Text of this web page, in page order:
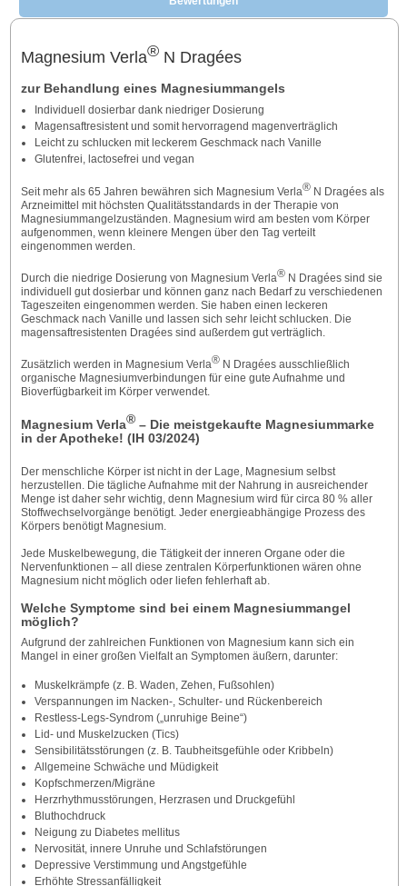
Magnesium Verla®N Dragées
zur Behandlung eines Magnesiummangels
Individuell dosierbar dank niedriger Dosierung
Magensaftresistent und somit hervorragend magenverträglich
Leicht zu schlucken mit leckerem Geschmack nach Vanille
Glutenfrei, lactosefrei und vegan
Seit mehr als 65 Jahren bewähren sich Magnesium Verla®N Dragées als
Arzneimittel mit höchsten Qualitätsstandards in der Therapie von
Magnesiummangelzuständen. Magnesium wird am besten vom Körper
aufgenommen, wenn kleinere Mengen über den Tag verteilt
eingenommen werden.
Durch die niedrige Dosierung von Magnesium Verla®N Dragées sind sie
individuell gut dosierbar und können ganz nach Bedarf zu verschiedenen
Tageszeiten eingenommen werden. Sie haben einen leckeren
Geschmack nach Vanille und lassen sich sehr leicht schlucken. Die
magensaftresistenten Dragées sind außerdem gut verträglich.
Zusätzlich werden in Magnesium Verla®N Dragées ausschließlich
organische Magnesiumverbindungen für eine gute Aufnahme und
Bioverfügbarkeit im Körper verwendet.
Magnesium Verla®– Die meistgekaufte Magnesiummarke
in der Apotheke! (IH 03/2024)
Der menschliche Körper ist nicht in der Lage, Magnesium selbst
herzustellen. Die tägliche Aufnahme mit der Nahrung in ausreichender
Menge ist daher sehr wichtig, denn Magnesium wird für circa 80 % aller
Stoffwechselvorgänge benötigt. Jeder energieabhängige Prozess des
Körpers benötigt Magnesium.
Jede Muskelbewegung, die Tätigkeit der inneren Organe oder die
Nervenfunktionen – all diese zentralen Körperfunktionen wären ohne
Magnesium nicht möglich oder liefen fehlerhaft ab.
Welche Symptome sind bei einem Magnesiummangel
möglich?
Aufgrund der zahlreichen Funktionen von Magnesium kann sich ein
Mangel in einer großen Vielfalt an Symptomen äußern, darunter:
Muskelkrämpfe (z. B. Waden, Zehen, Fußsohlen)
Verspannungen im Nacken-, Schulter- und Rückenbereich
Restless-Legs-Syndrom („unruhige Beine“)
Lid- und Muskelzucken (Tics)
Sensibilitätsstörungen (z. B. Taubheitsgefühle oder Kribbeln)
Allgemeine Schwäche und Müdigkeit
Kopfschmerzen/Migräne
Herzrhythmusstörungen, Herzrasen und Druckgefühl
Bluthochdruck
Neigung zu Diabetes mellitus
Nervosität, innere Unruhe und Schlafstörungen
Depressive Verstimmung und Angstgefühle
Erhöhte Stressanfälligkeit